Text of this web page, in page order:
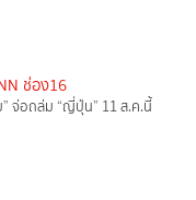
ช่อง16
จ่อถล่ม “ญี่ปุ่น” 11 ส.ค.นี้